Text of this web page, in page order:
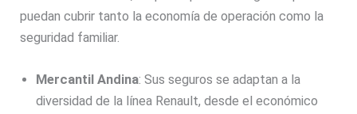
puedan cubrir tanto la economía de operación como la
seguridad familiar.
Mercantil Andina: Sus seguros se adaptan a la
diversidad de la línea Renault, desde el económico